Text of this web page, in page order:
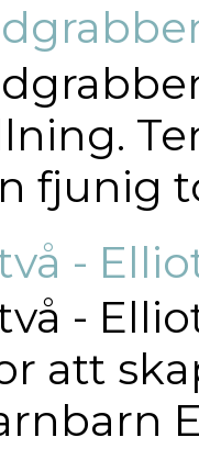
fjunig
-
-
att